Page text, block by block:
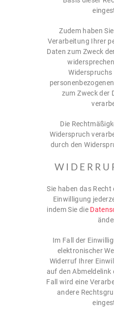
Zudem haben
Verarbeitung Ihrer
Daten zum Zweck
Widerspruchs
zum Zweck der
Die
Widerspruch
durch den
Sie haben das
Einwilligung
indem Sie die
Im Fall der
elektronischer
Widerruf Ihrer
auf den Abmeldelink
Fall wird eine
andere